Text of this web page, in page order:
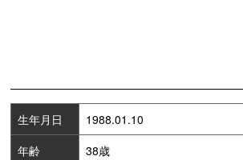
生年月日
1988.01.10
年齢
38歳